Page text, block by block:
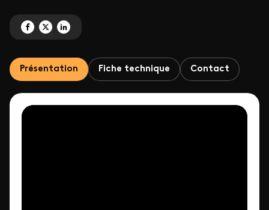
Partagez 'Une amitié dangereuse' sur Facebook
Partagez 'Une amitié dangereuse' sur X
Partagez 'Une amitié dangereuse' sur LinkedIn
Présentation Fiche technique Contact